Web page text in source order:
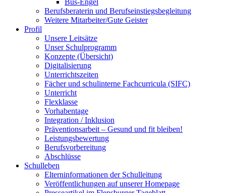
Bus-Engel
Berufsberaterin und Berufseinstiegsbegleitung
Weitere Mitarbeiter/Gute Geister
Profil
Unsere Leitsätze
Unser Schulprogramm
Konzepte (Übersicht)
Digitalisierung
Unterrichtszeiten
Fächer und schulinterne Fachcurricula (SIFC)
Unterricht
Flexklasse
Vorhabentage
Integration / Inklusion
Präventionsarbeit – Gesund und fit bleiben!
Leistungsbewertung
Berufsvorbereitung
Abschlüsse
Schulleben
Elterninformationen der Schulleitung
Veröffentlichungen auf unserer Homepage